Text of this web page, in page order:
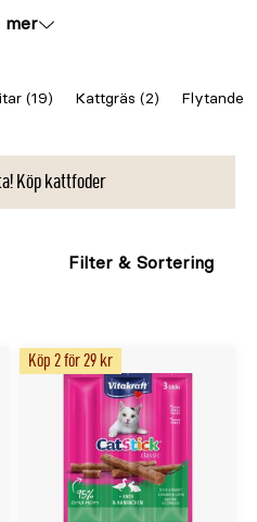
!
mer
(19) Kattgräs (2) Flytande
Köp kattfoder
Filter & Sortering
Köp 2 för 29 kr